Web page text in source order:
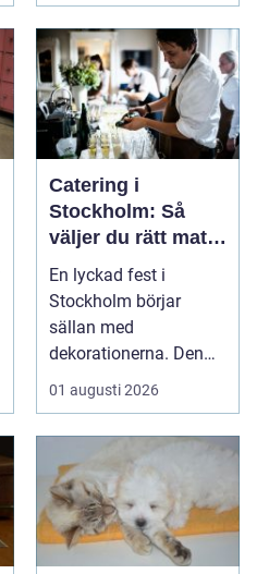
Catering i
Stockholm: Så
väljer du rätt mat
till ditt evenemang
En lyckad fest i
Stockholm börjar
sällan med
dekorationerna. Den
börjar i köket....
01 augusti 2026